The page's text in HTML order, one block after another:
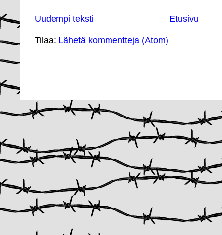
Uudempi teksti Etusivu
Tilaa: Lähetä kommentteja (Atom)